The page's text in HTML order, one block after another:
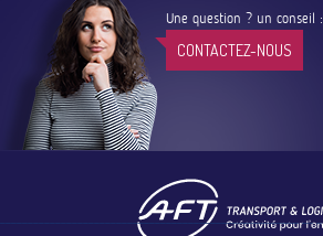
Une question ? un conseil :
CONTACTEZ-NOUS